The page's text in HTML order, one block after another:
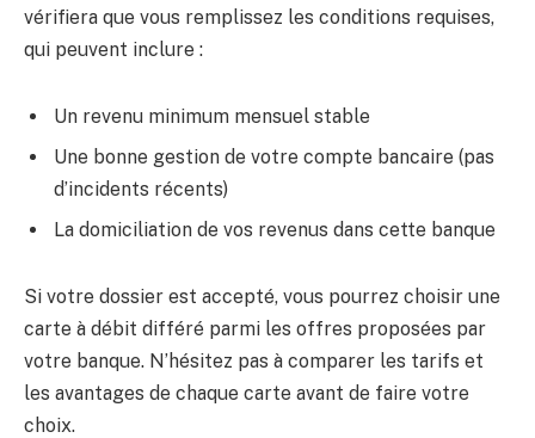
vérifiera que vous remplissez les conditions requises,
qui peuvent inclure :
Un revenu minimum mensuel stable
Une bonne gestion de votre compte bancaire (pas
d’incidents récents)
La domiciliation de vos revenus dans cette banque
Si votre dossier est accepté, vous pourrez choisir une
carte à débit différé parmi les offres proposées par
votre banque. N’hésitez pas à comparer les tarifs et
les avantages de chaque carte avant de faire votre
choix.